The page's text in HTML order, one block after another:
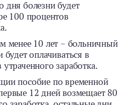
дня болезни будет
100 процентов
менее 10 лет – больничный
оплачиваться в
заработка.
пособие по временной
12 дней возмещает 80